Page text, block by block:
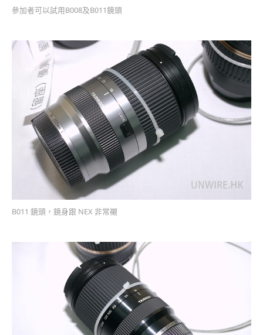
參加者可以試用B008及B011鏡頭
B011 鏡頭，鏡身跟 NEX 非常襯